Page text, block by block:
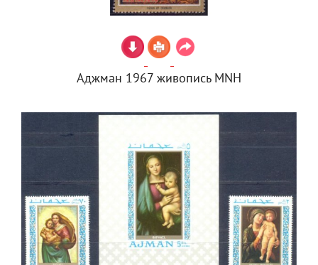
Аджман 1967 живопись MNH